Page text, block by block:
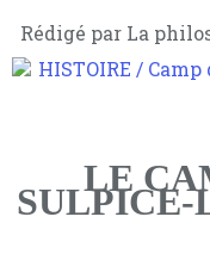
Rédigé par La
LE
SULPICE-